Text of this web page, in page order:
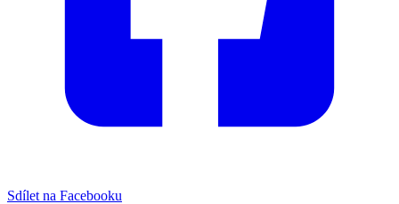
Sdílet na Facebooku